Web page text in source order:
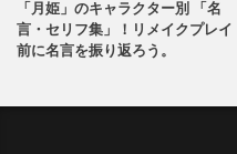
「月姫」のキャラクター別 「名
言・セリフ集」！リメイクプレイ
前に名言を振り返ろう。